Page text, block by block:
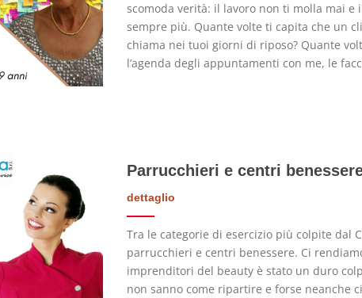
scomoda verità: il lavoro non ti molla mai
sempre più. Quante volte ti capita che un
chiama nei tuoi giorni di riposo? Quante
l’agenda degli appuntamenti con me, le
Parrucchieri e centri
dettaglio
Tra le categorie di esercizio più colpite dal
parrucchieri e centri benessere. Ci
imprenditori del beauty è stato un duro
non sanno come ripartire e forse neanche